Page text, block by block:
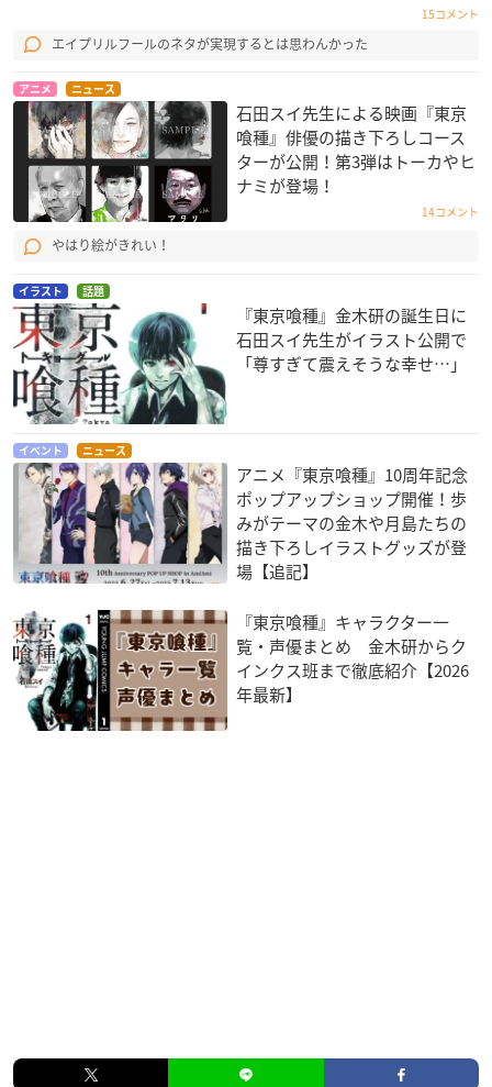
15コメント
エイプリルフールのネタが実現するとは思わんかった
アニメ ニュース
石田スイ先生による映画『東京
喰種』俳優の描き下ろしコース
ターが公開！第3弾はトーカやヒ
ナミが登場！
14コメント
やはり絵がきれい！
イラスト 話題
『東京喰種』金木研の誕生日に
石田スイ先生がイラスト公開で
「尊すぎて震えそうな幸せ…」
イベント ニュース
アニメ『東京喰種』10周年記念
ポップアップショップ開催！歩
みがテーマの金木や月島たちの
描き下ろしイラストグッズが登
場【追記】
『東京喰種』キャラクター一
覧・声優まとめ 金木研からク
インクス班まで徹底紹介【2026
年最新】